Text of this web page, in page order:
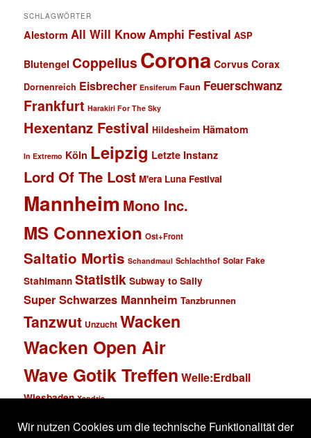
SCHLAGWÖRTER
Alestorm All Will Know Amphi Festival ASP
Blutengel Coppelius Corona Corvus Corax
Dornenreich Eisbrecher Ensiferum Faun Feuerschwanz
Frankfurt Harakiri For The Sky
Hexentanz Festival Hildesheim Hämatom
In Extremo Köln Leipzig Letzte Instanz
Lord Of The Lost M'era Luna Festival
Mannheim Mono Inc.
MS Connexion Ost+Front
Saltatio Mortis Schandmaul Schlachthof Solar Fake
Stahlmann Statistik Subway to Sally
Super Schwarzes Mannheim Tanzbrunnen
Tanzwut Unzucht Wacken
Wacken Open Air
Wave Gotik Treffen Welle:Erdball
Wiesbaden Xandria